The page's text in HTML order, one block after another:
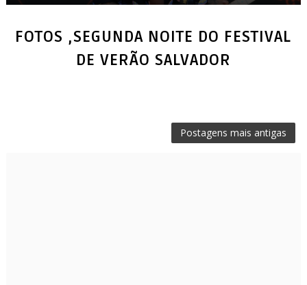
FOTOS ,SEGUNDA NOITE DO FESTIVAL
DE VERÃO SALVADOR
Postagens mais antigas